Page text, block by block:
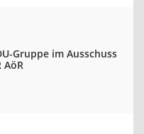
Gruppe im Ausschuss
AöR